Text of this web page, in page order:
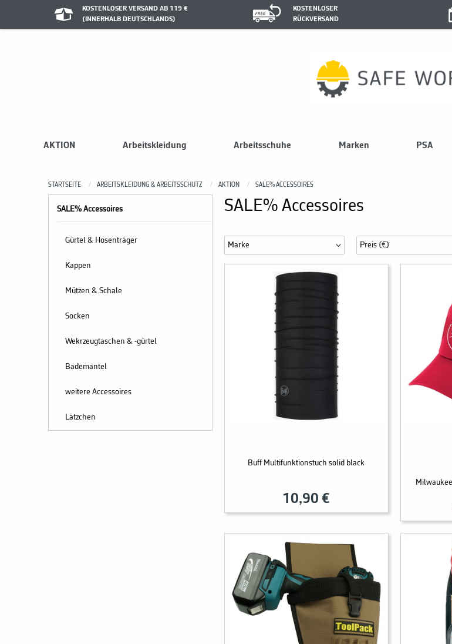
KOSTENLOSER VERSAND AB 119 €
(INNERHALB DEUTSCHLANDS)
KOSTENLOSER
RÜCKVERSAND
AKTION Arbeitskleidung Arbeitsschuhe Marken PSA
STARTSEITE ARBEITSKLEIDUNG & ARBEITSSCHUTZ AKTION SALE% ACCESSOIRES
SALE% Accessoires
Gürtel & Hosenträger
Kappen
Mützen & Schale
Socken
Wekrzeugtaschen & -gürtel
Bademantel
weitere Accessoires
Lätzchen
SALE% Accessoires
Marke Preis (€)
Buff Multifunktionstuch solid black
10,90 €